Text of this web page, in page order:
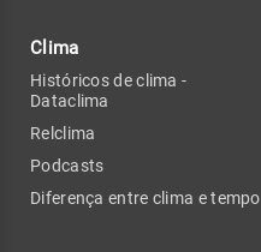
Clima
Históricos de clima -
Dataclima
Relclima
Podcasts
Diferença entre clima e tempo